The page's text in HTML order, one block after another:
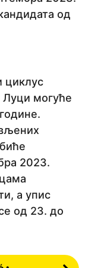
од
циклус
Луци могуће
2023.
а упис
од 23. до